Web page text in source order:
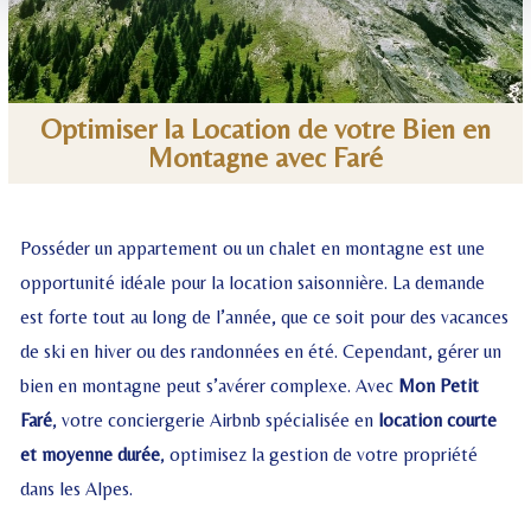
Optimiser la Location de votre Bien en
Montagne avec Faré
Posséder un appartement ou un chalet en montagne est une
opportunité idéale pour la location saisonnière. La demande
est forte tout au long de l’année, que ce soit pour des vacances
de ski en hiver ou des randonnées en été. Cependant, gérer un
bien en montagne peut s’avérer complexe. Avec Mon Petit
Faré, votre conciergerie Airbnb spécialisée en location courte
et moyenne durée, optimisez la gestion de votre propriété
dans les Alpes.